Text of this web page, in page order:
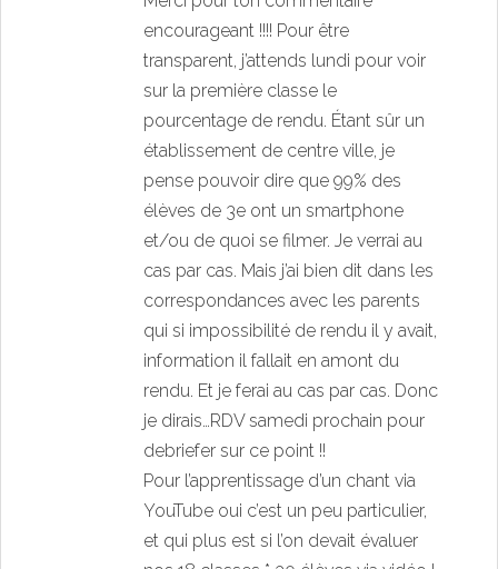
encourageant !!!! Pour être
transparent, j’attends lundi pour voir
sur la première classe le
pourcentage de rendu. Étant sûr un
établissement de centre ville, je
pense pouvoir dire que 99% des
élèves de 3e ont un smartphone
et/ou de quoi se filmer. Je verrai au
cas par cas. Mais j’ai bien dit dans les
correspondances avec les parents
qui si impossibilité de rendu il y avait,
information il fallait en amont du
rendu. Et je ferai au cas par cas. Donc
je dirais…RDV samedi prochain pour
debriefer sur ce point !!
Pour l’apprentissage d’un chant via
YouTube oui c’est un peu particulier,
et qui plus est si l’on devait évaluer